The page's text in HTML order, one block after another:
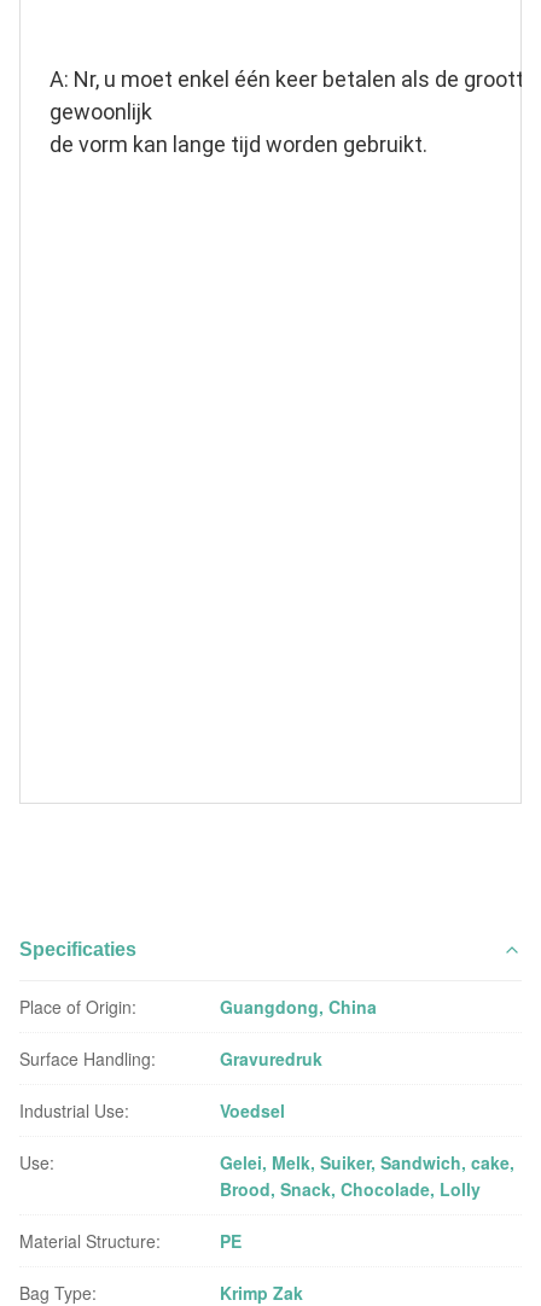
A: Nr, u moet enkel één keer betalen als de
gewoonlijk
de vorm kan lange tijd worden gebruikt.
Specificaties
Place of Origin: Guangdong, China
Surface Handling: Gravuredruk
Industrial Use: Voedsel
Use:
Gelei, Melk, Suiker, Sandwich, cake,
Brood, Snack, Chocolade, Lolly
Material Structure: PE
Bag Type: Krimp Zak